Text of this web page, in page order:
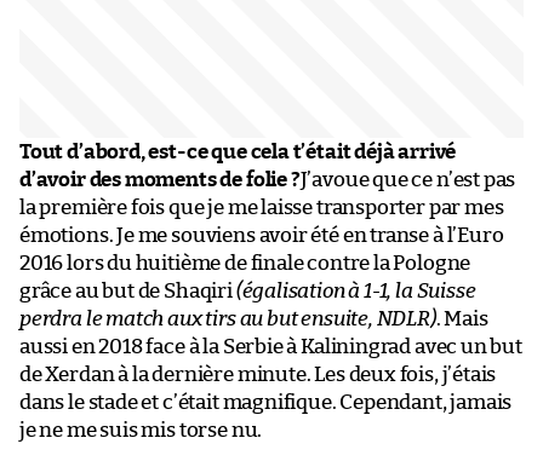
Tout d’abord, est-ce que cela t’était déjà arrivé
d’avoir des moments de folie ?J’avoue que ce n’est pas
la première fois que je me laisse transporter par mes
émotions. Je me souviens avoir été en transe à l’Euro
2016 lors du huitième de finale contre la Pologne
grâce au but de Shaqiri (égalisation à 1-1, la Suisse
perdra le match aux tirs au but ensuite, NDLR). Mais
aussi en 2018 face à la Serbie à Kaliningrad avec un but
de Xerdan à la dernière minute. Les deux fois, j’étais
dans le stade et c’était magnifique. Cependant, jamais
je ne me suis mis torse nu.